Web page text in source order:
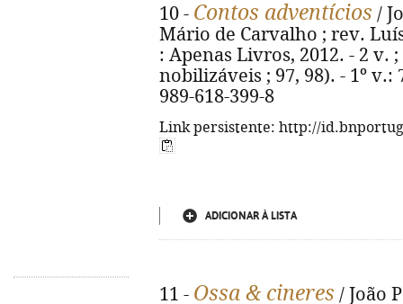
10 - Contos adventícios /
Mário de Carvalho ; rev.
: Apenas Livros, 2012. - 2 v.
nobilizáveis ; 97, 98). - 1º v.:
989-618-399-8
Link persistente: http://
ADICIONAR À LISTA
11 - Ossa & cineres / João